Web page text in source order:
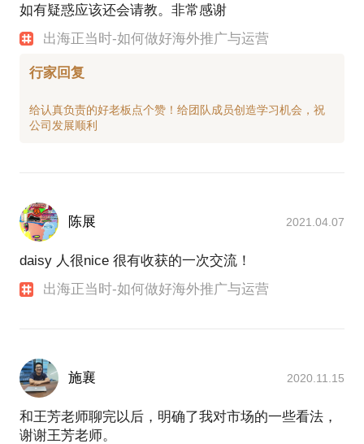
如有疑惑应该还会请教。非常感谢
出海正当时-如何做好海外推广与运营
行家回复
给认真负责的好老板点个赞！给团队成员创造学习机会，祝
陈展 2021.04.07
daisy 人很nice 很有收获的一次交流！
出海正当时-如何做好海外推广与运营
施襄 2020.11.15
和王芳老师聊完以后，明确了我对市场的一些看法，
谢谢王芳老师。